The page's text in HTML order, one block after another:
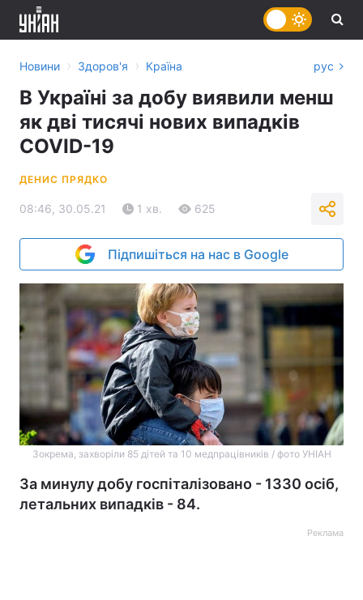
Новини › Здоров'я › Країна рус
В Україні за добу виявили менш
як дві тисячі нових випадків
COVID-19
ДЕНИС ПРЯДКО
08:46, 30.05.21 1 хв. 625
Підпишіться на нас в Google
Зокрема, захворіли 85 дітей та 10 медпрацівників / фото УНІАН
За минулу добу госпіталізовано - 1330 осіб,
летальних випадків - 84.
Реклама